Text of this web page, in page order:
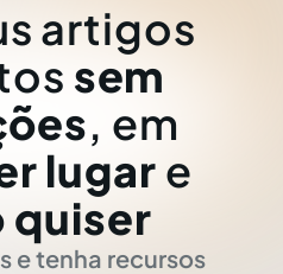
artigos
sem
, em
lugar e
quiser
e tenha recursos